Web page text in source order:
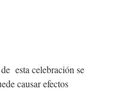
esta celebración se
causar efectos